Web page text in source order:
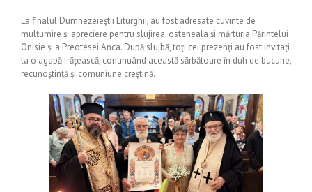
La finalul Dumnezeieștii Liturghii, au fost adresate cuvinte de
mulțumire și apreciere pentru slujirea, osteneala și mărturia Părintelui
Onisie și a Preotesei Anca. După slujbă, toți cei prezenți au fost invitați
la o agapă frățească, continuând această sărbătoare în duh de bucurie,
recunoștință și comuniune creștină.